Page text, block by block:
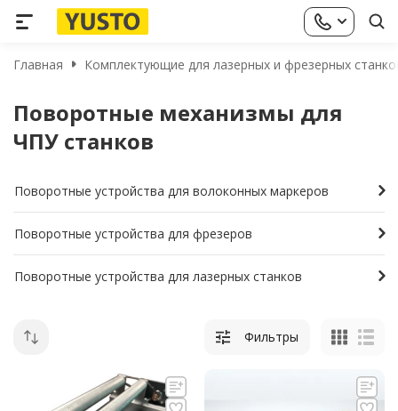
Главная Комплектующие для лазерных и фрезерных
Поворотные механизмы для
ЧПУ станков
Поворотные устройства для волоконных маркеров
Поворотные устройства для фрезеров
Поворотные устройства для лазерных станков
Фильтры